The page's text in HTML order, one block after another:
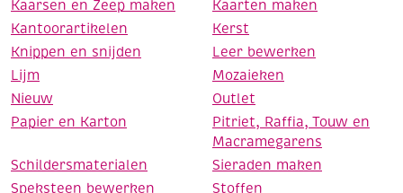
Kaarsen en Zeep maken
Kaarten maken
Kantoorartikelen
Kerst
Knippen en snijden
Leer bewerken
Lijm
Mozaieken
Nieuw
Outlet
Papier en Karton
Pitriet, Raffia, Touw en
Macramegarens
Schildersmaterialen
Sieraden maken
Speksteen bewerken
Stoffen